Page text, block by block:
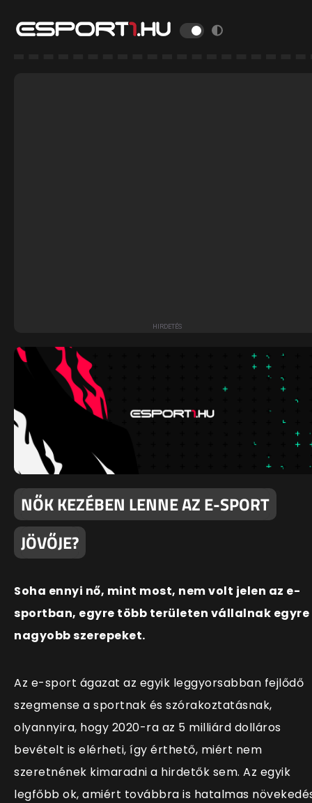
NŐK KEZÉBEN LENNE AZ E-SPORT
JÖVŐJE?
Soha ennyi nő, mint most, nem volt jelen az e-
sportban, egyre több területen vállalnak egyre
nagyobb szerepeket.
Az e-sport ágazat az egyik leggyorsabban fejlődő
szegmense a sportnak és szórakoztatásnak,
olyannyira, hogy 2020-ra az 5 milliárd dolláros
bevételt is elérheti, így érthető, miért nem
szeretnének kimaradni a hirdetők sem. Az egyik
legfőbb ok, amiért továbbra is hatalmas